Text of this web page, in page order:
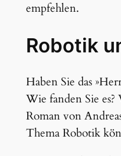
empfehlen.
Robotik
Haben Sie das
Wie fanden Sie
Roman von
Thema Robotik